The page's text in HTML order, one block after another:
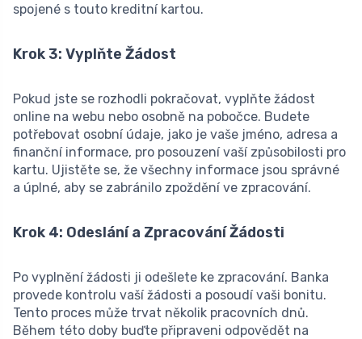
spojené s touto kreditní kartou.
Krok 3: Vyplňte Žádost
Pokud jste se rozhodli pokračovat, vyplňte žádost
online na webu nebo osobně na pobočce. Budete
potřebovat osobní údaje, jako je vaše jméno, adresa a
finanční informace, pro posouzení vaší způsobilosti pro
kartu. Ujistěte se, že všechny informace jsou správné
a úplné, aby se zabránilo zpoždění ve zpracování.
Krok 4: Odeslání a Zpracování Žádosti
Po vyplnění žádosti ji odešlete ke zpracování. Banka
provede kontrolu vaší žádosti a posoudí vaši bonitu.
Tento proces může trvat několik pracovních dnů.
Během této doby buďte připraveni odpovědět na